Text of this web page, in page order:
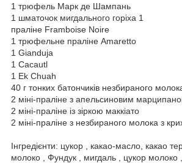
1 трюфель Марк де Шампань
1 шматочок мигдального горіха 1
праліне Framboise Noire
1 трюфельне праліне Amaretto
1 Gianduja
1 Cacautl
1 Ek Chuah
40 г тонких батончиків незбираного
2 міні-праліне з апельсиновим
2 міні-праліне із зіркою маккіато
2 міні-праліне з незбираного молока з
Інгредієнти: цукор , какао-масло, какао
молоко , Фундук , мигдаль , цукор молоко